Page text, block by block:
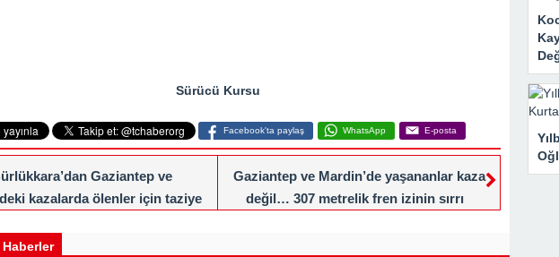
Sürücü Kursu
Facebook'ta paylaş WhatsApp E-posta
Gaziantep ve
kazalarda ölenler için taziye
Gaziantep ve Mardin’de yaşananlar kaza
değil… 307 metrelik fren izinin sırrı
Haberler